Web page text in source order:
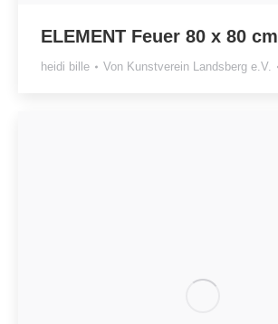
ELEMENT Feuer 80 x 80 cm
heidi bille Von Kunstverein Landsberg e.V.